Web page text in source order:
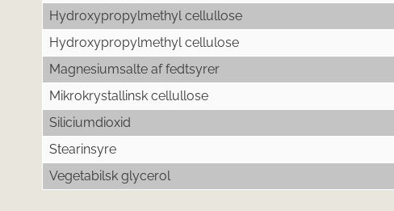
Hydroxypropylmethyl cellullose
Hydroxypropylmethyl cellulose
Magnesiumsalte af fedtsyrer
Mikrokrystallinsk cellullose
Siliciumdioxid
Stearinsyre
Vegetabilsk glycerol